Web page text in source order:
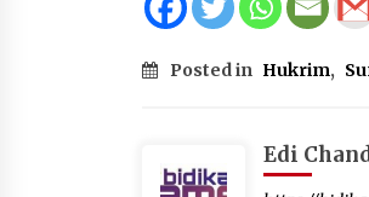
Posted in Hukrim,
Edi